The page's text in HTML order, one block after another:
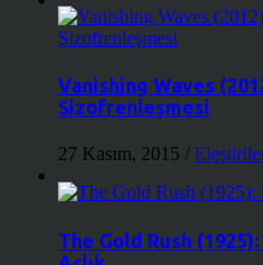
Vanishing Waves
Şizofrenleşmesi
27 Kasım, 2015 /
The Gold Rush